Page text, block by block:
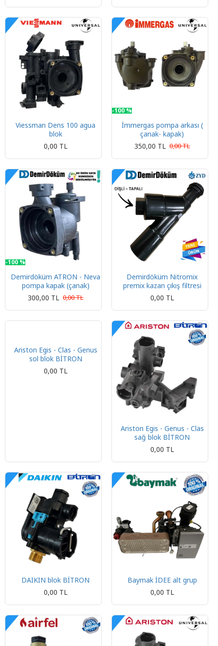
Viessman Dens 100 agua
blok
0,00 TL
-100 %
İmmergas pompa arkası (
çanak- kapak)
350,00 TL 0,00 TL
-100 %
Demirdöküm ATRON - Neva
pompa kapak (çanak)
300,00 TL 0,00 TL
Demirdöküm Nitromix
premix kazan çıkış filtresi
0,00 TL
Ariston Egis - Clas - Genus
sol blok BİTRON
0,00 TL
Ariston Egis - Genus - Clas
sağ blok BİTRON
0,00 TL
DAIKIN blok BİTRON
0,00 TL
Baymak İDEE alt grup
0,00 TL